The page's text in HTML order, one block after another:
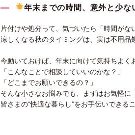
年末までの時間、意外と少な
片付けや処分って、気づいたら「時間がな
涼しくなる秋のタイミングは、実は不用品
今動いておけば、年末に向けて気持ちよく
「こんなことで相談していいのかな？」
「どこまでお願いできるの？」
そんな小さなお悩みでも、まずはお気軽に
皆さまの“快適な暮らし”をお手伝いできる